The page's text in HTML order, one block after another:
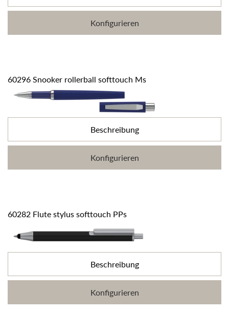
Konfigurieren
60296 Snooker rollerball softtouch Ms
Beschreibung
Konfigurieren
60282 Flute stylus softtouch PPs
Beschreibung
Konfigurieren